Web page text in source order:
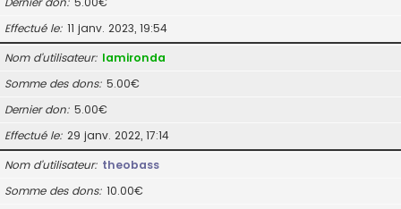
Effectué le 11 janv. 2023, 19:54
Nom d’utilisateur lamironda
Somme des dons 5.00€
Dernier don 5.00€
Effectué le 29 janv. 2022, 17:14
Nom d’utilisateur theobass
Somme des dons 10.00€